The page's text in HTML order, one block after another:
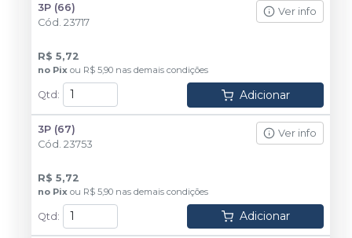
3P (66)
Cód. 23717
Ver info
R$ 5,72
no Pix ou R$ 5,90 nas demais condições
Qtd: Adicionar
3P (67)
Cód. 23753
Ver info
R$ 5,72
no Pix ou R$ 5,90 nas demais condições
Qtd: Adicionar